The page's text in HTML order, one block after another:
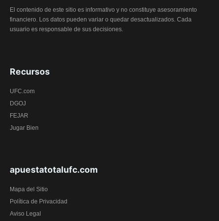
El contenido de este sitio es informativo y no constituye asesoramiento
financiero. Los datos pueden variar o quedar desactualizados. Cada
usuario es responsable de sus decisiones.
Recursos
UFC.com
DGOJ
FEJAR
Jugar Bien
apuestatotalufc.com
Mapa del Sitio
Política de Privacidad
Aviso Legal